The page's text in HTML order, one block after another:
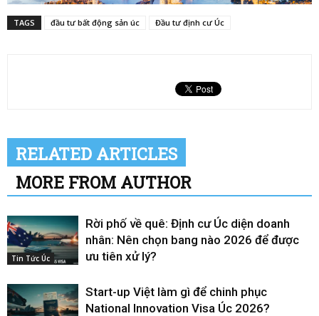
TAGS đầu tư bất động sản úc Đầu tư định cư Úc
RELATED ARTICLES
MORE FROM AUTHOR
Tin Tức Úc
Rời phố về quê: Định cư Úc diện doanh
nhân: Nên chọn bang nào 2026 để được
ưu tiên xử lý?
Start-up Việt làm gì để chinh phục
National Innovation Visa Úc 2026?